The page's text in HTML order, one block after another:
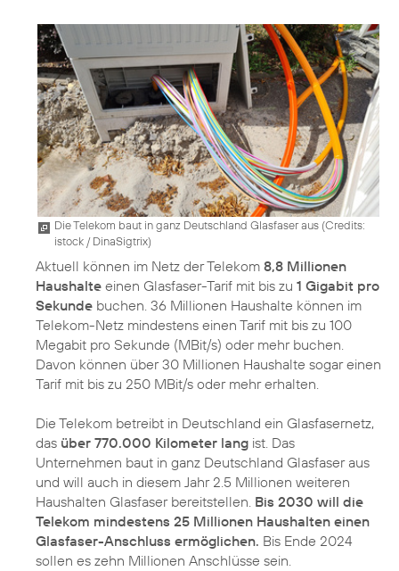
Die Telekom baut in ganz Deutschland Glasfaser aus (Credits:
istock / DinaSigtrix)
Aktuell können im Netz der Telekom 8,8 Millionen
Haushalte einen Glasfaser-Tarif mit bis zu 1 Gigabit pro
Sekunde buchen. 36 Millionen Haushalte können im
Telekom-Netz mindestens einen Tarif mit bis zu 100
Megabit pro Sekunde (MBit/s) oder mehr buchen.
Davon können über 30 Millionen Haushalte sogar einen
Tarif mit bis zu 250 MBit/s oder mehr erhalten.
Die Telekom betreibt in Deutschland ein Glasfasernetz,
das über 770.000 Kilometer lang ist. Das
Unternehmen baut in ganz Deutschland Glasfaser aus
und will auch in diesem Jahr 2.5 Millionen weiteren
Haushalten Glasfaser bereitstellen. Bis 2030 will die
Telekom mindestens 25 Millionen Haushalten einen
Glasfaser-Anschluss ermöglichen. Bis Ende 2024
sollen es zehn Millionen Anschlüsse sein.